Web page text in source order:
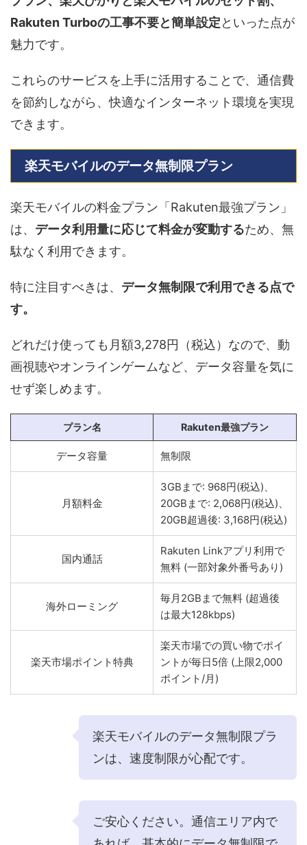
Rakuten Turboの工事不要と簡単設定といった点が
魅力です。
これらのサービスを上手に活用することで、通信費
を節約しながら、快適なインターネット環境を実現
できます。
楽天モバイルのデータ無制限プラン
楽天モバイルの料金プラン「Rakuten最強プラン」
は、 データ利用量に応じて料金が変動するため、無
駄なく利用できます。
特に注目すべきは、 データ無制限で利用できる点で
す。
どれだけ使っても月額3,278円（税込）なので、動
画視聴やオンラインゲームなど、データ容量を気に
せず楽しめます。
プラン名 Rakuten最強プラン
データ容量 無制限
月額料金
3GBまで: 968円(税込)、
20GBまで: 2,068円(税込)、
20GB超過後: 3,168円(税込)
国内通話
Rakuten Linkアプリ利用で
無料 (一部対象外番号あり)
海外ローミング
毎月2GBまで無料 (超過後
は最大128kbps)
楽天市場ポイント特典
楽天市場での買い物でポイ
ントが毎日5倍 (上限2,000
ポイント/月)
楽天モバイルのデータ無制限プラ
ンは、速度制限が心配です。
ご安心ください。通信エリア内で